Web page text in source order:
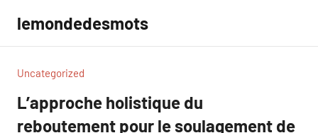
contenu
lemondedesmots
Uncategorized
L’approche holistique du
reboutement pour le soulagement de